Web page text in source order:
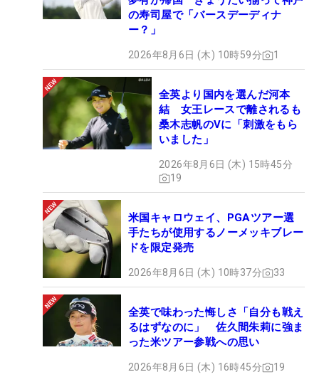
の寿司屋で「バースデーディナ
ー？」
2026年8月6日 (木) 10時59分 1
全英より国内を選んだ河本
結 女王レースで離されるも
桑木志帆のVに「刺激をもら
いました」
2026年8月6日 (木) 15時45分
19
米国キャロウェイ、PGAツアー選
手たちが使用するノーメッキブレー
ドを限定発売
2026年8月6日 (木) 10時37分 33
全英で味わった悔しさ「自分も戦え
るはずなのに」 佐久間朱莉に強ま
った米ツアー参戦への思い
2026年8月6日 (木) 16時45分 19